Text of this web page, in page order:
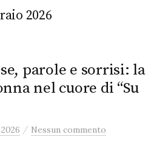
2026
parole e sorrisi: la
nel cuore di “Su
/ Nessun commento